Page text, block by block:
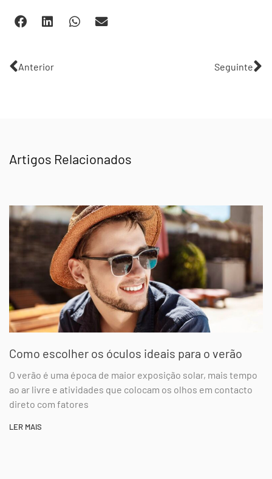
Anterior Seguinte
Artigos Relacionados
Como escolher os óculos ideais para o verão
O verão é uma época de maior exposição solar, mais tempo
ao ar livre e atividades que colocam os olhos em contacto
direto com fatores
LER MAIS